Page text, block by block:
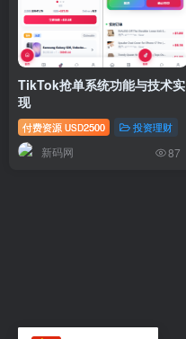
TikTok抢单系统功能与技术实
现
付费资源 USD2500 投资理财
新码网 87